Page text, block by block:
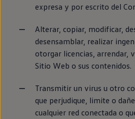
expresa y por escrito del
Alterar, copiar, modificar,
desensamblar, realizar
otorgar licencias, arrendar,
Sitio Web o sus contenidos.
Transmitir un virus u otro
que perjudique, limite o
cualquier red conectada o